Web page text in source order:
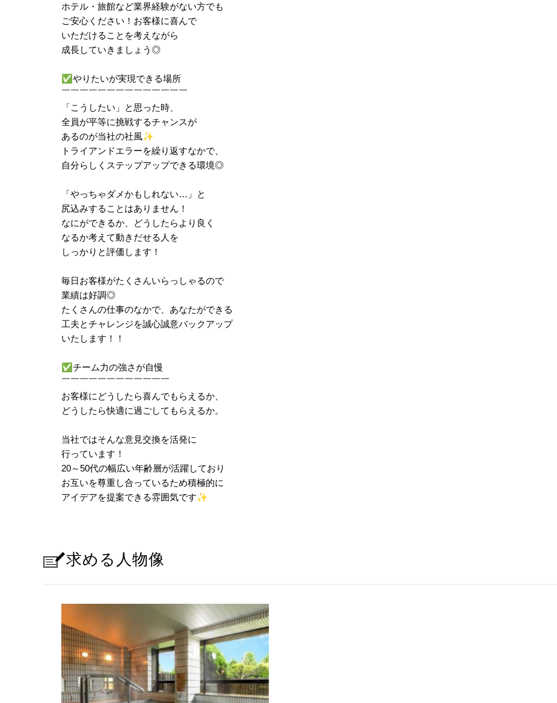
ホテル・旅館など業界経験がない方でも
ご安心ください！お客様に喜んで
いただけることを考えながら
成長していきましょう◎
✅やりたいが実現できる場所
￣￣￣￣￣￣￣￣￣￣￣￣￣￣
「こうしたい」と思った時、
全員が平等に挑戦するチャンスが
あるのが当社の社風✨
トライアンドエラーを繰り返すなかで、
自分らしくステップアップできる環境◎
「やっちゃダメかもしれない…」と
尻込みすることはありません！
なにができるか、どうしたらより良く
なるか考えて動きだせる人を
しっかりと評価します！
毎日お客様がたくさんいらっしゃるので
業績は好調◎
たくさんの仕事のなかで、あなたができる
工夫とチャレンジを誠心誠意バックアップ
いたします！！
✅チーム力の強さが自慢
￣￣￣￣￣￣￣￣￣￣￣￣
お客様にどうしたら喜んでもらえるか、
どうしたら快適に過ごしてもらえるか。
当社ではそんな意見交換を活発に
行っています！
20～50代の幅広い年齢層が活躍しており
お互いを尊重し合っているため積極的に
アイデアを提案できる雰囲気です✨
求める人物像